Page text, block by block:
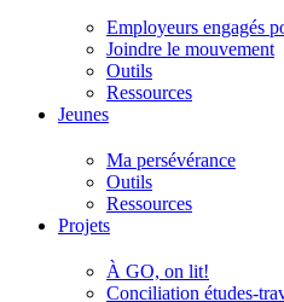
Employeurs engagés
Joindre le mouvement
Outils
Ressources
Jeunes
Ma persévérance
Outils
Ressources
Projets
À GO, on lit!
Conciliation études-